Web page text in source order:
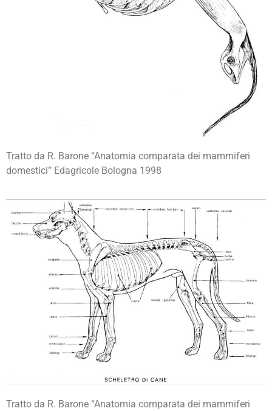
Tratto da R. Barone “Anatomia comparata dei mammiferi
domestici” Edagricole Bologna 1998
Tratto da R. Barone “Anatomia comparata dei mammiferi